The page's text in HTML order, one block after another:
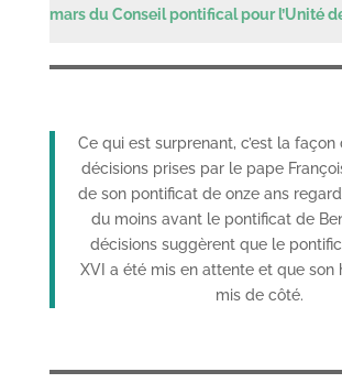
mars du Conseil pontifical pour l’Unité
Ce qui est surprenant, c’est la
décisions prises par le pape
de son pontificat de onze ans
du moins avant le pontificat de
décisions suggèrent que le
XVI a été mis en attente et que son
mis de côté.